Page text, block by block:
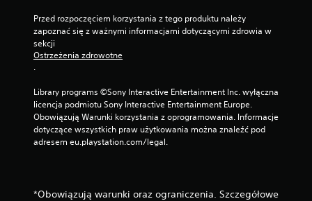
Przed rozpoczęciem korzystania z tego produktu należy
zapoznać się z ważnymi informacjami dotyczącymi zdrowia w
sekcji
Ostrzeżenia zdrowotne
.
Library programs ©Sony Interactive Entertainment Inc. wyłączna
licencja podmiotu Sony Interactive Entertainment Europe.
Obowiązują Warunki korzystania z oprogramowania. Informacje
dotyczące wszystkich praw użytkowania można znaleźć pod
adresem eu.playstation.com/legal.
*Obowiązują warunki oraz ograniczenia. Szczegółowe